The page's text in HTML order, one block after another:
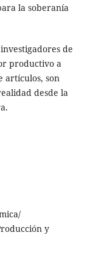
la soberanía
de
productivo a
artículos, son
desde la
y